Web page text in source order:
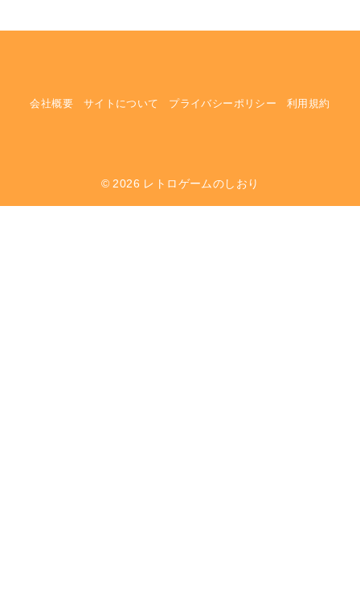
会社概要 サイトについて プライバシーポリシー 利用規約
© 2026 レトロゲームのしおり